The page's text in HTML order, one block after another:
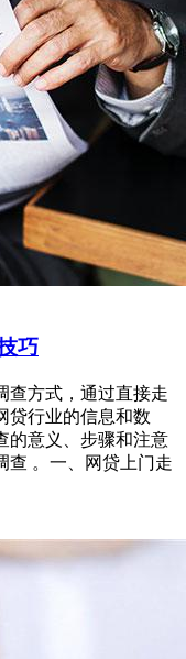
巧
查方式，通过直接走
贷行业的信息和数
的意义、步骤和注意
查 。一、网贷上门走